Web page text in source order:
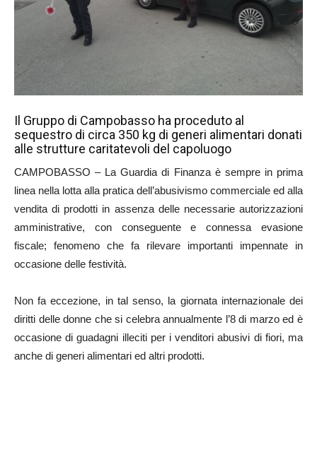
Il Gruppo di Campobasso ha proceduto al
sequestro di circa 350 kg di generi alimentari donati
alle strutture caritatevoli del capoluogo
CAMPOBASSO – La Guardia di Finanza è sempre in prima
linea nella lotta alla pratica dell’abusivismo commerciale ed alla
vendita di prodotti in assenza delle necessarie autorizzazioni
amministrative, con conseguente e connessa evasione
fiscale; fenomeno che fa rilevare importanti impennate in
occasione delle festività.
Non fa eccezione, in tal senso, la giornata internazionale dei
diritti delle donne che si celebra annualmente l’8 di marzo ed è
occasione di guadagni illeciti per i venditori abusivi di fiori, ma
anche di generi alimentari ed altri prodotti.